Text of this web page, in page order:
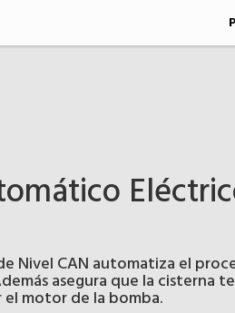
Nivel CAN automatiza el
asegura que la cisterna
motor de la bomba.